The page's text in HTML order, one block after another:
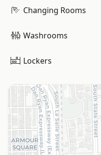
Changing Rooms
Washrooms
Lockers